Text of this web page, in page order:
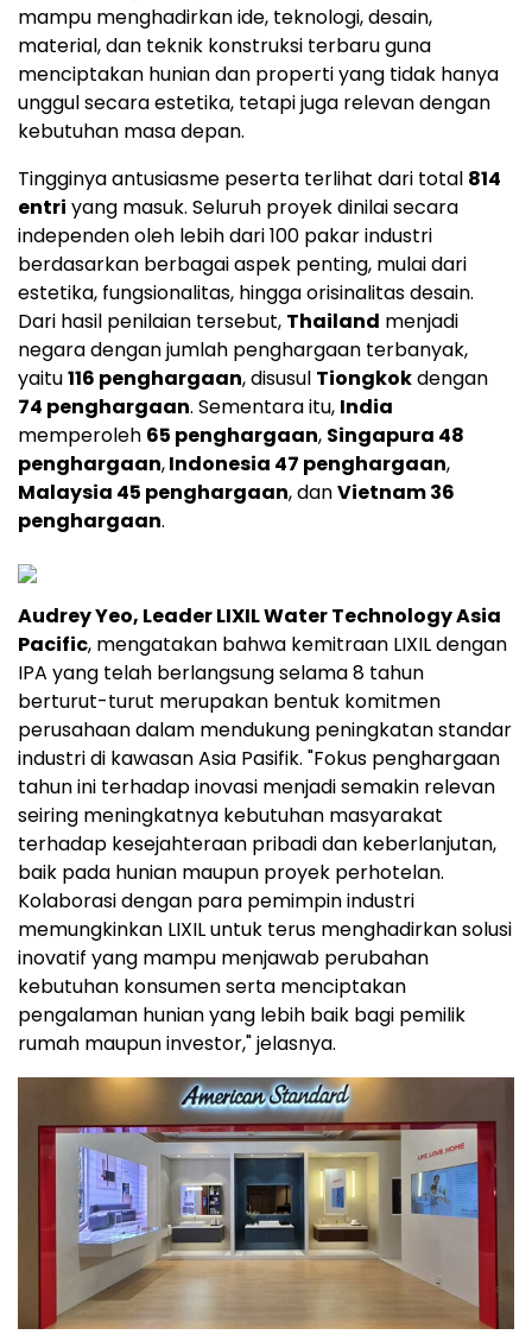
mampu menghadirkan ide, teknologi, desain,
material, dan teknik konstruksi terbaru guna
menciptakan hunian dan properti yang tidak hanya
unggul secara estetika, tetapi juga relevan dengan
kebutuhan masa depan.
Tingginya antusiasme peserta terlihat dari total 814
entri yang masuk. Seluruh proyek dinilai secara
independen oleh lebih dari 100 pakar industri
berdasarkan berbagai aspek penting, mulai dari
estetika, fungsionalitas, hingga orisinalitas desain.
Dari hasil penilaian tersebut, Thailand menjadi
negara dengan jumlah penghargaan terbanyak,
yaitu116 penghargaan, disusul Tiongkokdengan
74 penghargaan. Sementara itu, India
memperoleh 65 penghargaan, Singapura 48
penghargaan,Indonesia 47 penghargaan,
Malaysia 45 penghargaan, danVietnam 36
penghargaan.
Audrey Yeo, Leader LIXIL Water Technology Asia
Pacific, mengatakan bahwa kemitraan LIXIL dengan
IPA yang telah berlangsung selama 8 tahun
berturut-turut merupakan bentuk komitmen
perusahaan dalam mendukung peningkatan standar
industri di kawasan Asia Pasifik. "Fokus penghargaan
tahun ini terhadap inovasi menjadi semakin relevan
seiring meningkatnya kebutuhan masyarakat
terhadap kesejahteraan pribadi dan keberlanjutan,
baik pada hunian maupun proyek perhotelan.
Kolaborasi dengan para pemimpin industri
memungkinkan LIXIL untuk terus menghadirkan solusi
inovatif yang mampu menjawab perubahan
kebutuhan konsumen serta menciptakan
pengalaman hunian yang lebih baik bagi pemilik
rumah maupun investor," jelasnya.